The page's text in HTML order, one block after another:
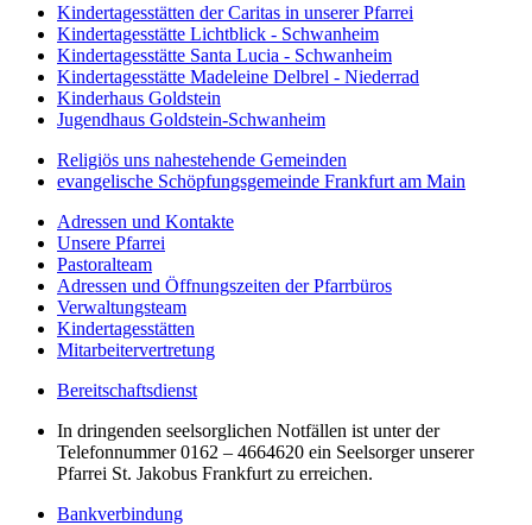
Kindertagesstätten der Caritas in unserer Pfarrei
Kindertagesstätte Lichtblick - Schwanheim
Kindertagesstätte Santa Lucia - Schwanheim
Kindertagesstätte Madeleine Delbrel - Niederrad
Kinderhaus Goldstein
Jugendhaus Goldstein-Schwanheim
Religiös uns nahestehende Gemeinden
evangelische Schöpfungsgemeinde Frankfurt am Main
Adressen und Kontakte
Unsere Pfarrei
Pastoralteam
Adressen und Öffnungszeiten der Pfarrbüros
Verwaltungsteam
Kindertagesstätten
Mitarbeitervertretung
Bereitschaftsdienst
In dringenden seelsorglichen Notfällen ist unter der
Telefonnummer 0162 – 4664620 ein Seelsorger unserer
Pfarrei St. Jakobus Frankfurt zu erreichen.
Bankverbindung